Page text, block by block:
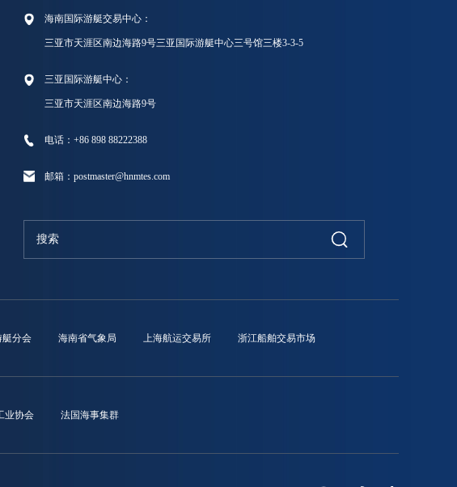
海南国际游艇交易中心：
三亚市天涯区南边海路9号三亚国际游艇中心三号馆三楼3-3-5
三亚国际游艇中心：
三亚市天涯区南边海路9号
电话：+86 898 88222388
邮箱：postmaster@hnmtes.com
分会 海南省气象局 上海航运交易所 浙江船舶交易市场
业协会 法国海事集群